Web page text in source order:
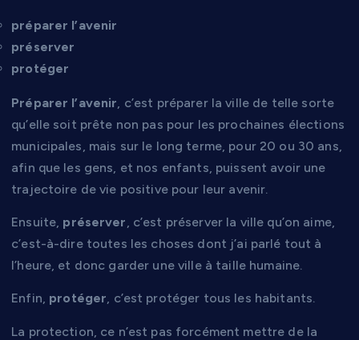
préparer l’avenir
préserver
protéger
Préparer l’avenir, c’est préparer la ville de telle sorte
qu’elle soit prête non pas pour les prochaines élections
municipales, mais sur le long terme, pour 20 ou 30 ans,
afin que les gens, et nos enfants, puissent avoir une
trajectoire de vie positive pour leur avenir.
Ensuite, préserver, c’est préserver la ville qu’on aime,
c’est-à-dire toutes les choses dont j’ai parlé tout à
l’heure, et donc garder une ville à taille humaine.
Enfin, protéger, c’est protéger tous les habitants.
La protection, ce n’est pas forcément mettre de la